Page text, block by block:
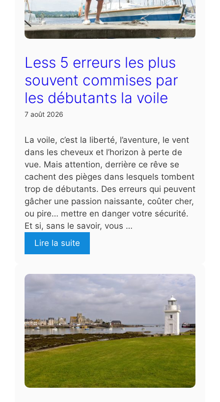
Less 5 erreurs les plus
souvent commises par
les débutants la voile
7 août 2026
La voile, c’est la liberté, l’aventure, le vent
dans les cheveux et l’horizon à perte de
vue. Mais attention, derrière ce rêve se
cachent des pièges dans lesquels tombent
trop de débutants. Des erreurs qui peuvent
gâcher une passion naissante, coûter cher,
ou pire… mettre en danger votre sécurité.
Et si, sans le savoir, vous …
Lire la suite